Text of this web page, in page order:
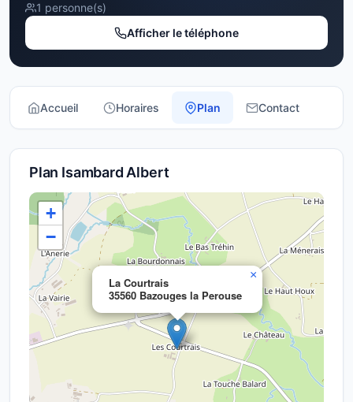
1 personne(s)
Afficher le téléphone
Accueil Horaires Plan Contact
Plan Isambard Albert
La Courtrais
35560 Bazouges la Perouse
×
+
−